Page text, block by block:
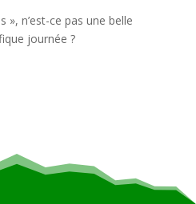
», n’est-ce pas une belle
journée ?